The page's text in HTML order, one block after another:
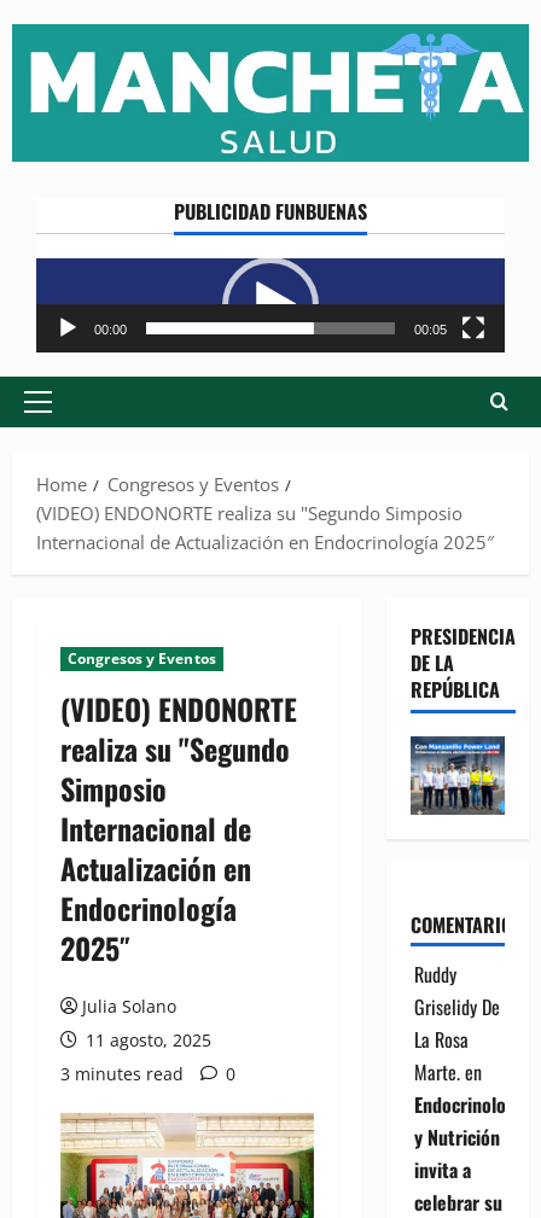
content
PUBLICIDAD FUNBUENAS
Reproductor
de
vídeo
00:00 00:05
Primary
Home
Congresos y Eventos
(VIDEO) ENDONORTE realiza su "Segundo Simposio
Internacional de Actualización en Endocrinología 2025″
Congresos y Eventos
(VIDEO) ENDONORTE
realiza su "Segundo
Simposio
Internacional de
Actualización en
Endocrinología
2025″
Julia Solano
11 agosto, 2025
3 minutes read
0
PRESIDENCIA
DE LA
REPÚBLICA
COMENTARIOS
Ruddy
Griselidy De
La Rosa
Marte.en
Endocrinología
y Nutrición
invita a
celebrar su